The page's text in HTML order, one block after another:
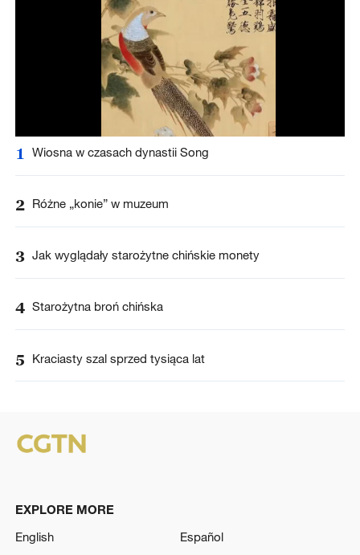
1 Wiosna w czasach dynastii Song
2 Różne „konie” w muzeum
3 Jak wyglądały starożytne chińskie monety
4 Starożytna broń chińska
5 Kraciasty szal sprzed tysiąca lat
EXPLORE MORE
English
Español